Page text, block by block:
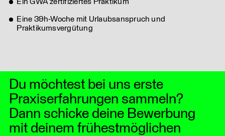
Ein GWA zertifiziertes Praktikum
Eine 39h-Woche mit Urlaubsanspruch und
Praktikumsvergütung
Du möchtest bei uns erste
Praxiserfahrungen sammeln?
Dann schicke deine Bewerbung
mit deinem frühestmöglichen